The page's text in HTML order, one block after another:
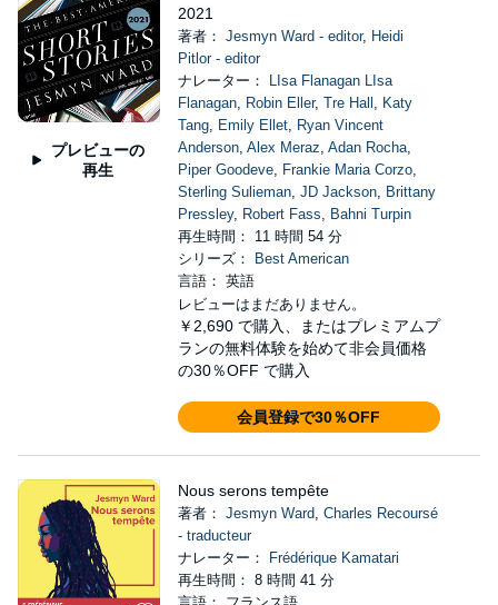
プレビューの
再生
2021
著者： Jesmyn Ward - editor, Heidi
Pitlor - editor
ナレーター：
LIsa Flanagan LIsa
Flanagan, Robin Eller, Tre Hall , Katy
Tang, Emily Ellet, Ryan Vincent
Anderson, Alex Meraz, Adan Rocha,
Piper Goodeve, Frankie Maria Corzo,
Sterling Sulieman, JD Jackson, Brittany
Pressley, Robert Fass, Bahni Turpin
再生時間： 11 時間 54 分
シリーズ：
Best American
言語： 英語
レビューはまだありません。
￥2,690 で購入、またはプレミアムプ
ランの無料体験を始めて非会員価格
の30％OFF で購入
会員登録で30％OFF
Nous serons tempête
著者： Jesmyn Ward, Charles Recoursé
- traducteur
ナレーター：
Frédérique Kamatari
再生時間： 8 時間 41 分